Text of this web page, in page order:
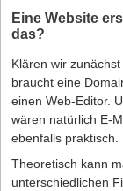
Eine Website
das?
Klären wir
braucht eine
einen Web-Editor.
wären natürlich E-
ebenfalls praktisch.
Theoretisch kann
unterschiedlichen